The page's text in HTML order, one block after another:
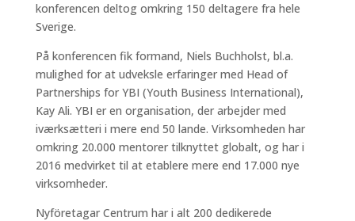
konferencen deltog omkring 150 deltagere fra hele
Sverige.
På konferencen fik formand, Niels Buchholst, bl.a.
mulighed for at udveksle erfaringer med Head of
Partnerships for YBI (Youth Business International),
Kay Ali. YBI er en organisation, der arbejder med
iværksætteri i mere end 50 lande. Virksomheden har
omkring 20.000 mentorer tilknyttet globalt, og har i
2016 medvirket til at etablere mere end 17.000 nye
virksomheder.
Nyföretagar Centrum har i alt 200 dedikerede